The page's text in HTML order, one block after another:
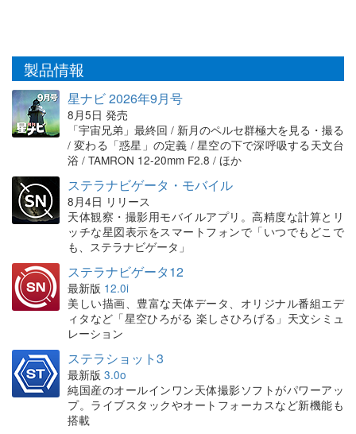
製品情報
星ナビ 2026年9月号
8月5日 発売
「宇宙兄弟」最終回 / 新月のペルセ群極大を見る・撮る
/ 変わる「惑星」の定義 / 星空の下で深呼吸する天文台
浴 / TAMRON 12-20mm F2.8 / ほか
ステラナビゲータ・モバイル
8月4日 リリース
天体観察・撮影用モバイルアプリ。高精度な計算とリ
ッチな星図表示をスマートフォンで「いつでもどこで
も、ステラナビゲータ」
ステラナビゲータ12
最新版 12.0i
美しい描画、豊富な天体データ、オリジナル番組エデ
ィタなど「星空ひろがる 楽しさひろげる」天文シミュ
レーション
ステラショット3
最新版 3.0o
純国産のオールインワン天体撮影ソフトがパワーアッ
プ。ライブスタックやオートフォーカスなど新機能も
搭載